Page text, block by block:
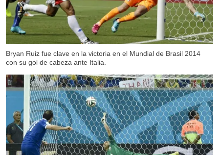
Bryan Ruiz fue clave en la victoria en el Mundial de Brasil 2014
con su gol de cabeza ante Italia.